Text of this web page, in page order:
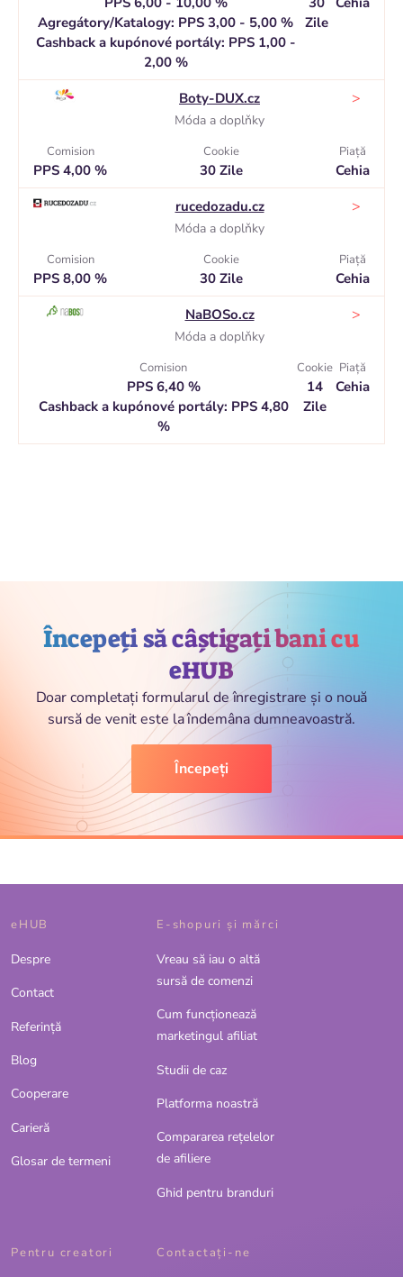
Agregátory/Katalogy: PPS 3,00 - 5,00 %
Cashback a kupónové portály: PPS 1,00 -
2,00 %
Zile
Boty-DUX.cz
Móda a doplňky
>
Comision
PPS 4,00 %
Cookie
30 Zile
Piaţă
Cehia
rucedozadu.cz
Móda a doplňky
>
Comision
PPS 8,00 %
Cookie
30 Zile
Piaţă
Cehia
NaBOSo.cz
Móda a doplňky
>
Comision
PPS 6,40 %
Cashback a kupónové portály: PPS 4,80
%
Cookie
14
Zile
Piaţă
Cehia
Începeți să câștigați bani cu
eHUB
Doar completați formularul de înregistrare și o nouă
sursă de venit este la îndemâna dumneavoastră.
Începeți
eHUB
Despre
Contact
Referinţă
Blog
Cooperare
Carieră
Glosar de termeni
E-shopuri și mărci
Vreau să iau o altă
sursă de comenzi
Cum funcționează
marketingul afiliat
Studii de caz
Platforma noastră
Compararea rețelelor
de afiliere
Ghid pentru branduri
Pentru creatori Contactaţi-ne